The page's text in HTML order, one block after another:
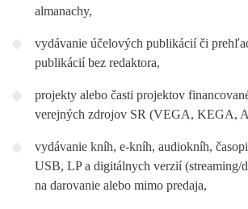
almanachy,
vydávanie účelových publikácií či
publikácií bez redaktora,
projekty alebo časti projektov
verejných zdrojov SR (VEGA, KEGA,
vydávanie kníh, e-kníh, audiokníh,
USB, LP a digitálnych verzií (streaming/
na darovanie alebo mimo predaja,